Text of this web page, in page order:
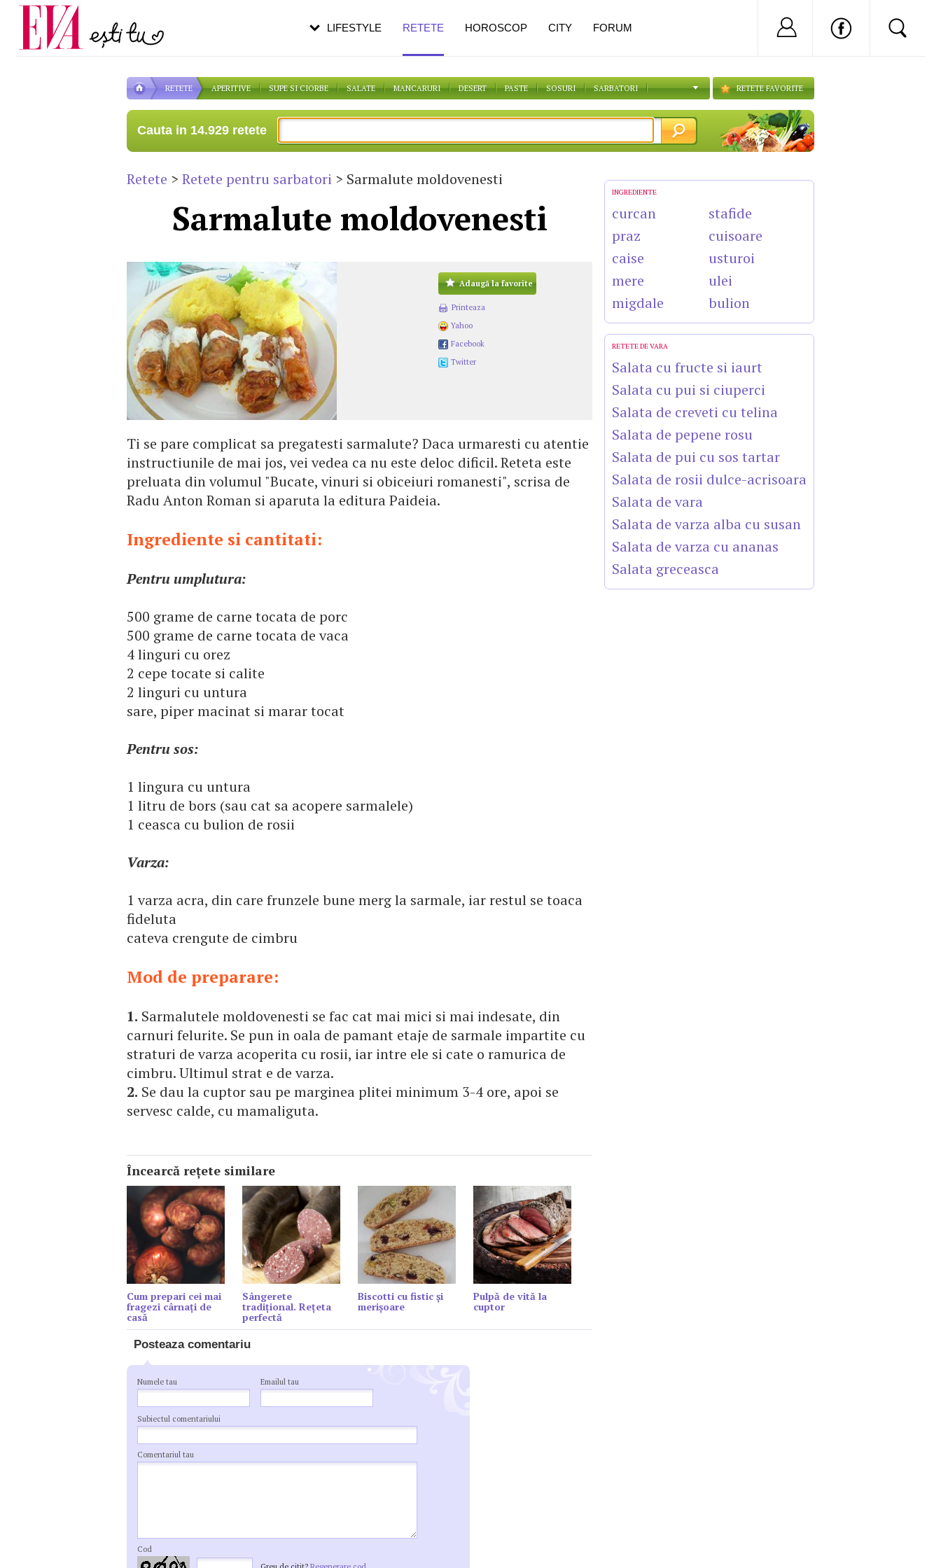
RETETE APERITIVE SUPE SI CIORBE SALATE MANCARURI DESERT PASTE SOSURI SARBATORI RETETE FAVORITE
Cauta in 14.929 retete
Retete > Retete pentru sarbatori > Sarmalute moldovenesti
Sarmalute moldovenesti
Adaugă la favorite
Printeaza
Yahoo
Facebook
Twitter
Ti se pare complicat sa pregatesti sarmalute? Daca urmaresti cu atentie
instructiunile de mai jos, vei vedea ca nu este deloc dificil. Reteta este
preluata din volumul "Bucate, vinuri si obiceiuri romanesti", scrisa de
Radu Anton Roman si aparuta la editura Paideia.
Ingrediente si cantitati:
Pentru umplutura:
500 grame de carne tocata de porc
500 grame de carne tocata de vaca
4 linguri cu orez
2 cepe tocate si calite
2 linguri cu untura
sare, piper macinat si marar tocat
Pentru sos:
1 lingura cu untura
1 litru de bors (sau cat sa acopere sarmalele)
1 ceasca cu bulion de rosii
Varza:
1 varza acra, din care frunzele bune merg la sarmale, iar restul se toaca
fideluta
cateva crengute de cimbru
Mod de preparare:
1. Sarmalutele moldovenesti se fac cat mai mici si mai indesate, din
carnuri felurite. Se pun in oala de pamant etaje de sarmale impartite cu
straturi de varza acoperita cu rosii, iar intre ele si cate o ramurica de
cimbru. Ultimul strat e de varza.
2. Se dau la cuptor sau pe marginea plitei minimum 3-4 ore, apoi se
servesc calde, cu mamaliguta.
Încearcă reţete similare
Cum prepari cei mai
fragezi cârnați de
casă
Sângerete
tradițional. Rețeta
perfectă
Biscotti cu fistic şi
merişoare
Pulpă de vită la
cuptor
Posteaza comentariu
Numele tau Emailul tau
Subiectul comentariului
Comentariul tau
Cod
INGREDIENTE
curcan
praz
caise
mere
migdale
stafide
cuisoare
usturoi
ulei
bulion
RETETE DE VARA
Salata cu fructe si iaurt
Salata cu pui si ciuperci
Salata de creveti cu telina
Salata de pepene rosu
Salata de pui cu sos tartar
Salata de rosii dulce-acrisoara
Salata de vara
Salata de varza alba cu susan
Salata de varza cu ananas
Salata greceasca
LIFESTYLE RETETE HOROSCOP CITY FORUM Nu ai cont?
Carieră
Actualitate